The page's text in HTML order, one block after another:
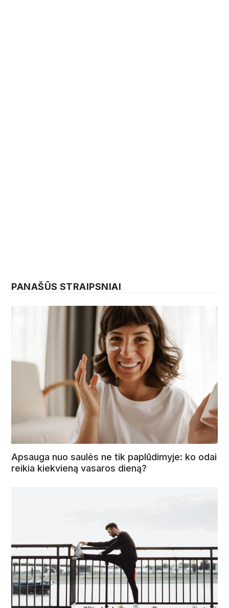
PANAŠŪS STRAIPSNIAI
Apsauga nuo saulės ne tik paplūdimyje: ko odai
reikia kiekvieną vasaros dieną?